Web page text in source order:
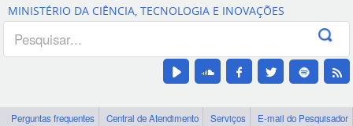
Canais
MINISTÉRIO DA CIÊNCIA, TECNOLOGIA E INOVAÇÕES
Perguntas frequentes Central de Atendimento Serviços
E-mail do Pesquisador